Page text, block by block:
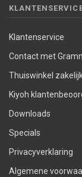
Klantenservice
Contact met
Thuiswinkel
Kiyoh
Downloads
Specials
Privacyverklaring
Algemene